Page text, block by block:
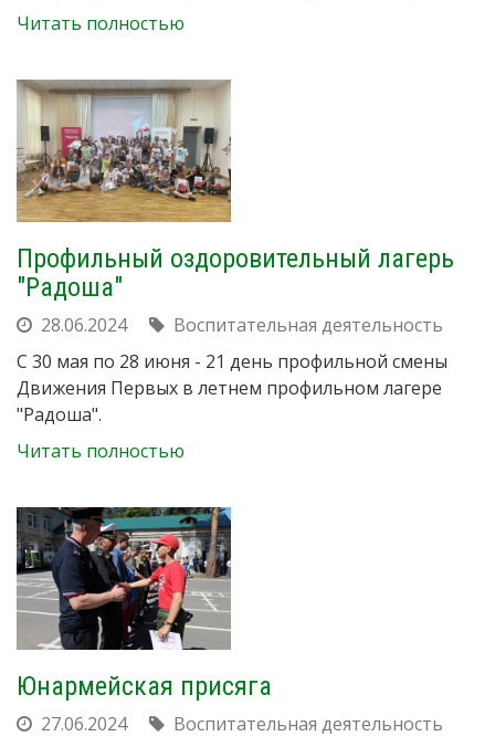
Читать полностью
Профильный оздоровительный лагерь
"Радоша"
28.06.2024
Воспитательная деятельность
С 30 мая по 28 июня - 21 день профильной смены
Движения Первых в летнем профильном лагере
"Радоша".
Читать полностью
Юнармейская присяга
27.06.2024
Воспитательная деятельность